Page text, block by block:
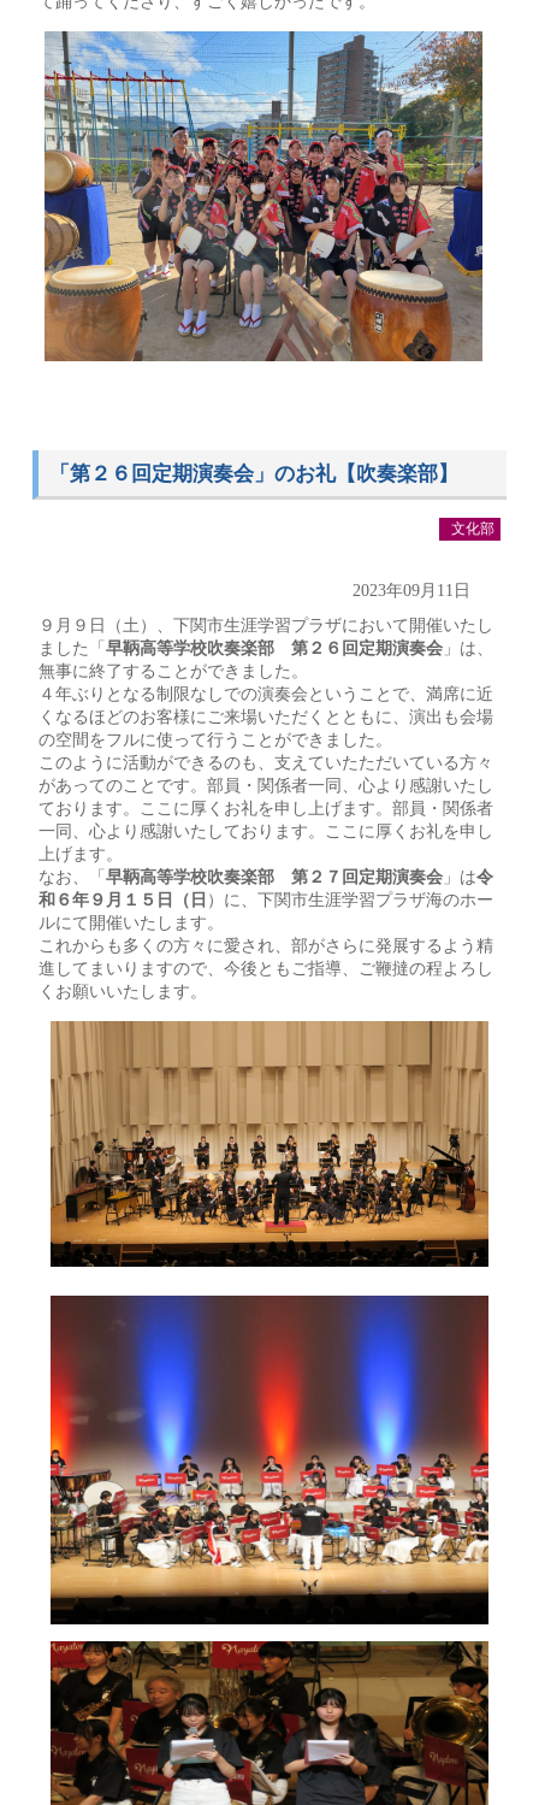
「第２６回定期演奏会」のお礼【吹奏楽部】
文化部
2023年09月11日
９月９日（土）、下関市生涯学習プラザにおいて開催いたし
ました「早鞆高等学校吹奏楽部 第２６回定期演奏会 」は、
無事に終了することができました。
４年ぶりとなる制限なしでの演奏会ということで、満席に近
くなるほどのお客様にご来場いただくとともに、演出も会場
の空間をフルに使って行うことができました。
このように活動ができるのも、支えていたただいている方々
があってのことです。部員・関係者一同、心より感謝いたし
ております。ここに厚くお礼を申し上げます。部員・関係者
一同、心より感謝いたしております。ここに厚くお礼を申し
上げます。
なお、「早鞆高等学校吹奏楽部 第２７回定期演奏会 」は令
和６年９月１５日（日 ）に、下関市生涯学習プラザ海のホー
ルにて開催いたします。
これからも多くの方々に愛され、部がさらに発展するよう精
進してまいりますので、今後ともご指導、ご鞭撻の程よろし
くお願いいたします。